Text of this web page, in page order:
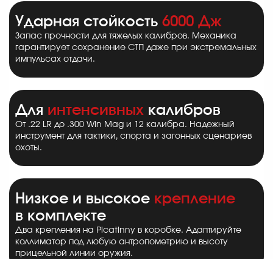
Ударная стойкость 6000 Дж
Запас прочности для тяжелых калибров. Механика
гарантирует сохранение СТП даже при экстремальных
импульсах отдачи.
Для интенсивных калибров
От .22 LR до .300 Win Mag и 12 калибра. Надежный
инструмент для тактики, спорта и загонных сценариев
охоты.
Низкое и высокое крепление
в комплекте
Два крепления на Picatinny в коробке. Адаптируйте
коллиматор под любую антропометрию и высоту
прицельной линии оружия.